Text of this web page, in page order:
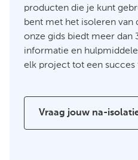
producten die je kunt
bent met het isoleren van
onze gids biedt meer dan
informatie en
elk project tot een succes
Vraag jouw na-